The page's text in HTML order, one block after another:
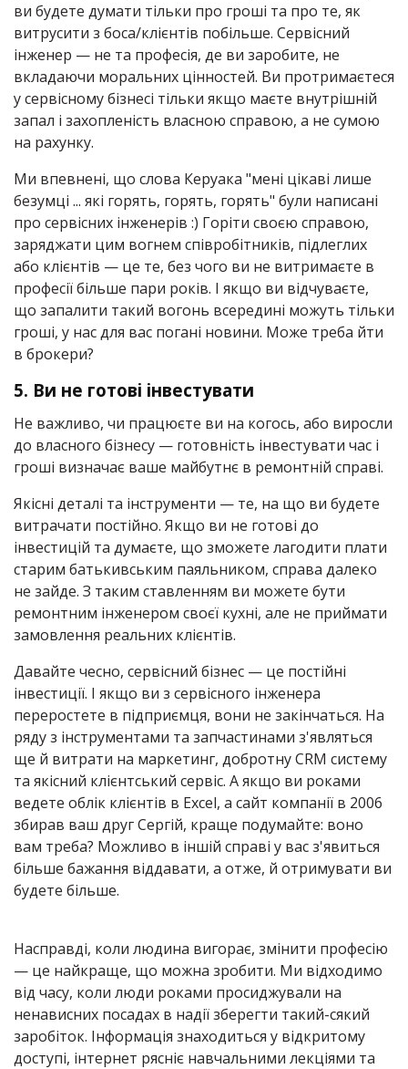
ви будете думати тільки про гроші та про те, як
витрусити з боса/клієнтів побільше. Сервісний
інженер — не та професія, де ви заробите, не
вкладаючи моральних цінностей. Ви протримаєтеся
у сервісному бізнесі тільки якщо маєте внутрішній
запал і захопленість власною справою, а не сумою
на рахунку.
Ми впевнені, що слова Керуака "мені цікаві лише
безумці ... які горять, горять, горять" були написані
про сервісних інженерів :) Горіти своєю справою,
заряджати цим вогнем співробітників, підлеглих
або клієнтів — це те, без чого ви не витримаєте в
професії більше пари років. І якщо ви відчуваєте,
що запалити такий вогонь всередині можуть тільки
гроші, у нас для вас погані новини. Може треба йти
в брокери?
5. Ви не готові інвестувати
Не важливо, чи працюєте ви на когось, або виросли
до власного бізнесу — готовність інвестувати час і
гроші визначає ваше майбутнє в ремонтній справі.
Якісні деталі та інструменти — те, на що ви будете
витрачати постійно. Якщо ви не готові до
інвестицій та думаєте, що зможете лагодити плати
старим батькивським паяльником, справа далеко
не зайде. З таким ставленням ви можете бути
ремонтним інженером своєї кухні, але не приймати
замовлення реальних клієнтів.
Давайте чесно, сервісний бізнес — це постійні
інвестиції. І якщо ви з сервісного інженера
переростете в підприємця, вони не закінчаться. На
ряду з інструментами та запчастинами з'являться
ще й витрати на маркетинг, добротну CRM систему
та якісний клієнтський сервіс. А якщо ви роками
ведете облік клієнтів в Excel, а сайт компанії в 2006
збирав ваш друг Сергій, краще подумайте: воно
вам треба? Можливо в іншій справі у вас з'явиться
більше бажання віддавати, а отже, й отримувати ви
будете більше.
Насправді, коли людина вигорає, змінити професію
— це найкраще, що можна зробити. Ми відходимо
від часу, коли люди роками просиджували на
ненависних посадах в надії зберегти такий-сякий
заробіток. Інформація знаходиться у відкритому
доступі, інтернет рясніє навчальними лекціями та